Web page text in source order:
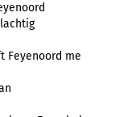
Feyenoord me